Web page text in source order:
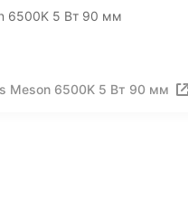
6500K 5 Вт 90 мм
Meson 6500K 5 Вт 90 мм